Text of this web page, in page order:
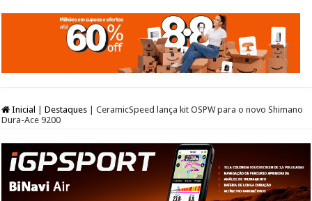
Inicial Destaques
CeramicSpeed lança kit OSPW para o novo Shimano
Dura-Ace 9200